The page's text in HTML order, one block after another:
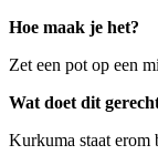
Hoe maak je het?
Zet een pot op een
Wat doet dit
Kurkuma staat erom